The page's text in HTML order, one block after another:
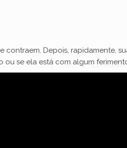
contraem. Depois,
se ela está com algum